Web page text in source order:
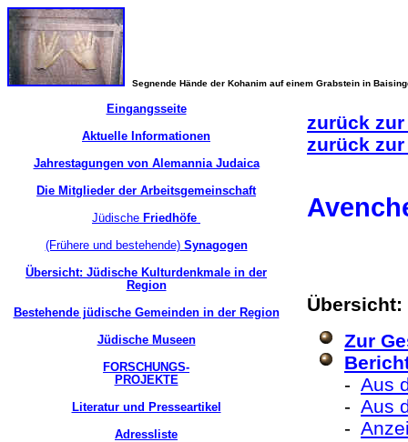
Segnende Hände der Kohanim auf einem Grabstein in
Eingangsseite
Aktuelle Informationen
Jahrestagungen von Alemannia Judaica
Die Mitglieder der Arbeitsgemeinschaft
Jüdische Friedhöfe
(Frühere und bestehende)Synagogen
Übersicht: Jüdische Kulturdenkmale in der
Region
Bestehende jüdische Gemeinden in der Region
Jüdische Museen
FORSCHUNGS-
PROJEKTE
Literatur und Presseartikel
Adressliste
zurück
zurück
Übersicht:
Zur
- Aus
- Aus
-